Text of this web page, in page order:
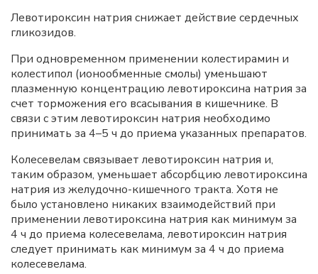
Левотироксин натрия снижает действие сердечных
гликозидов.
При одновременном применении колестирамин и
колестипол (ионообменные смолы) уменьшают
плазменную концентрацию левотироксина натрия за
счет торможения его всасывания в кишечнике. В
связи с этим левотироксин натрия необходимо
принимать за 4–5 ч до приема указанных препаратов.
Колесевелам связывает левотироксин натрия и,
таким образом, уменьшает абсорбцию левотироксина
натрия из желудочно-кишечного тракта. Хотя не
было установлено никаких взаимодействий при
применении левотироксина натрия как минимум за
4 ч до приема колесевелама, левотироксин натрия
следует принимать как минимум за 4 ч до приема
колесевелама.